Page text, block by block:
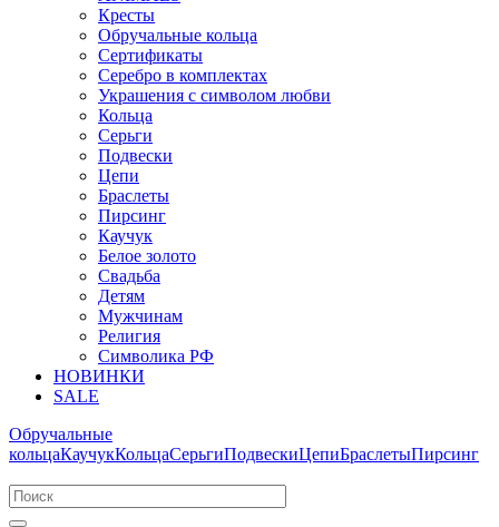
Кресты
Обручальные кольца
Сертификаты
Серебро в комплектах
Украшения с символом любви
Кольца
Серьги
Подвески
Цепи
Браслеты
Пирсинг
Каучук
Белое золото
Свадьба
Детям
Мужчинам
Религия
Символика РФ
НОВИНКИ
SALE
Обручальные
кольцаКаучукКольцаСерьгиПодвескиЦепиБраслетыПирсинг